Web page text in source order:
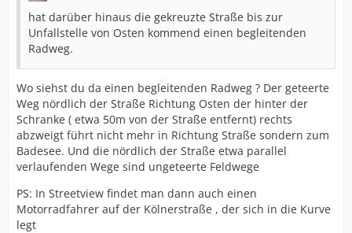
hat darüber hinaus die gekreuzte Straße bis zur
Unfallstelle von Osten kommend einen begleitenden
Radweg.
Wo siehst du da einen begleitenden Radweg ? Der geteerte
Weg nördlich der Straße Richtung Osten der hinter der
Schranke ( etwa 50m von der Straße entfernt) rechts
abzweigt führt nicht mehr in Richtung Straße sondern zum
Badesee. Und die nördlich der Straße etwa parallel
verlaufenden Wege sind ungeteerte Feldwege
PS: In Streetview findet man dann auch einen
Motorradfahrer auf der Kölnerstraße , der sich in die Kurve
legt